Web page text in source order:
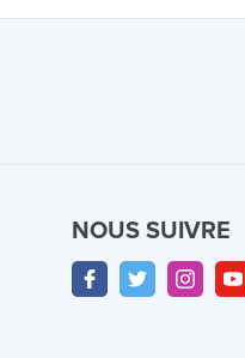
NOUS SUIVRE